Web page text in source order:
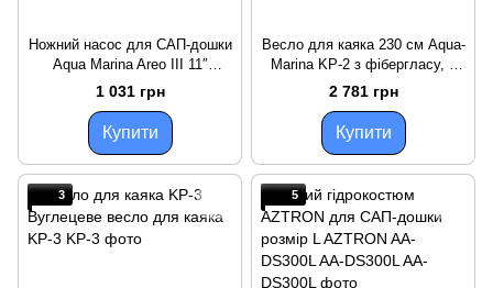
Ножний насос для САП-дошки
Aqua Marina Areo III 11″
B0302959
1 031 грн
Купити
Весло для каяка 230 см Aqua-
Marina KP-2 з фібергласу, 4
секції
2 781 грн
Купити
3 5